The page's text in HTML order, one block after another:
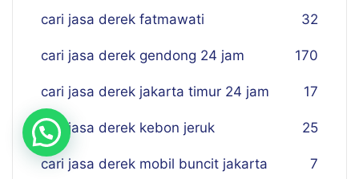
cari jasa derek fatmawati 32
cari jasa derek gendong 24 jam 170
cari jasa derek jakarta timur 24 jam 17
cari jasa derek kebon jeruk 25
cari jasa derek mobil buncit jakarta 7